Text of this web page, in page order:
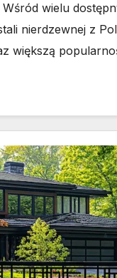
wielu
nierdzewnej z
większą